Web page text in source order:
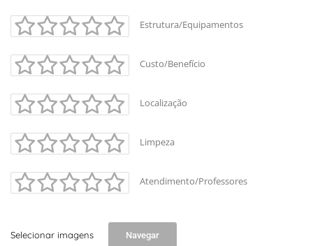
Estrutura/Equipamentos
Custo/Benefício
Localização
Limpeza
Atendimento/Professores
Selecionar imagens Navegar